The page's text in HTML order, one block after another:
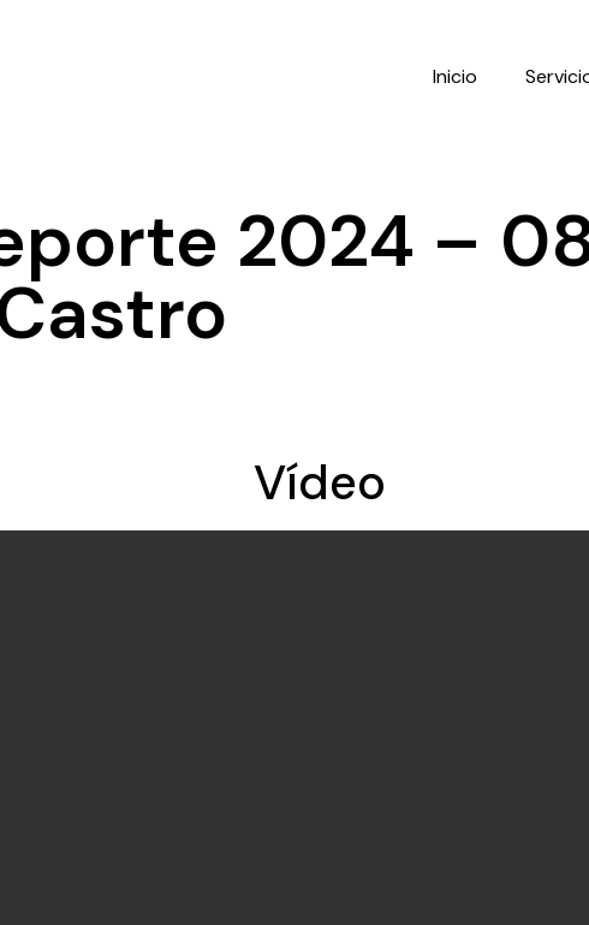
Inicio
2024 –
Vídeo